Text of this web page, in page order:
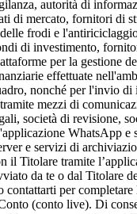
autorità di
di mercato, fornitori di
frodi e
di investimento,
per la gestione
effettuate
nonché per l'invio di
mezzi di
società di revisione,
WhatsApp e
e servizi di
il Titolare tramite
da te o dal Titolare
contattarti per
(conto live). Di